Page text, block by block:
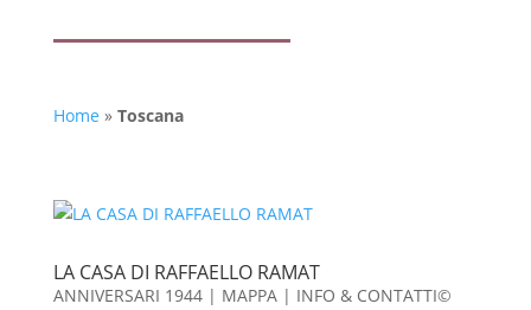
Home » Toscana
LA CASA DI RAFFAELLO RAMAT
ANNIVERSARI 1944 | MAPPA | INFO & CONTATTI©